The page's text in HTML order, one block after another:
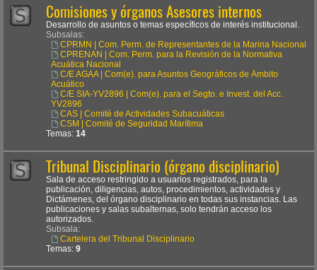
Comisiones y órganos Asesores internos
Desarrollo de asuntos o temas específicos de interés institucional.
Subsalas:
CPRMN | Com. Perm. de Representantes de la Marina Nacional
CPRENAN | Com. Perm. para la Revisión de la Normativa
Acuática Nacional
C/E AGAA | Com(e). para Asuntos Geográficos de Ámbito
Acuático
C/E SIA-YV2896 | Com(e). para el Segto. e Invest. del Acc.
YV2896
CAS | Comité de Actividades Subacuáticas
CSM | Comité de Seguridad Marítima
Temas: 14
Tribunal Disciplinario (órgano disciplinario)
Sala de acceso restringido a usuarios registrados, para la
publicación, diligencias, autos, procedimientos, actividades y
Dictámenes, del órgano disciplinario en todas sus instancias. Las
publicaciones y salas subalternas, solo tendrán acceso los
autorizados.
Subsala:
Cartelera del Tribunal Disciplinario
Temas: 9